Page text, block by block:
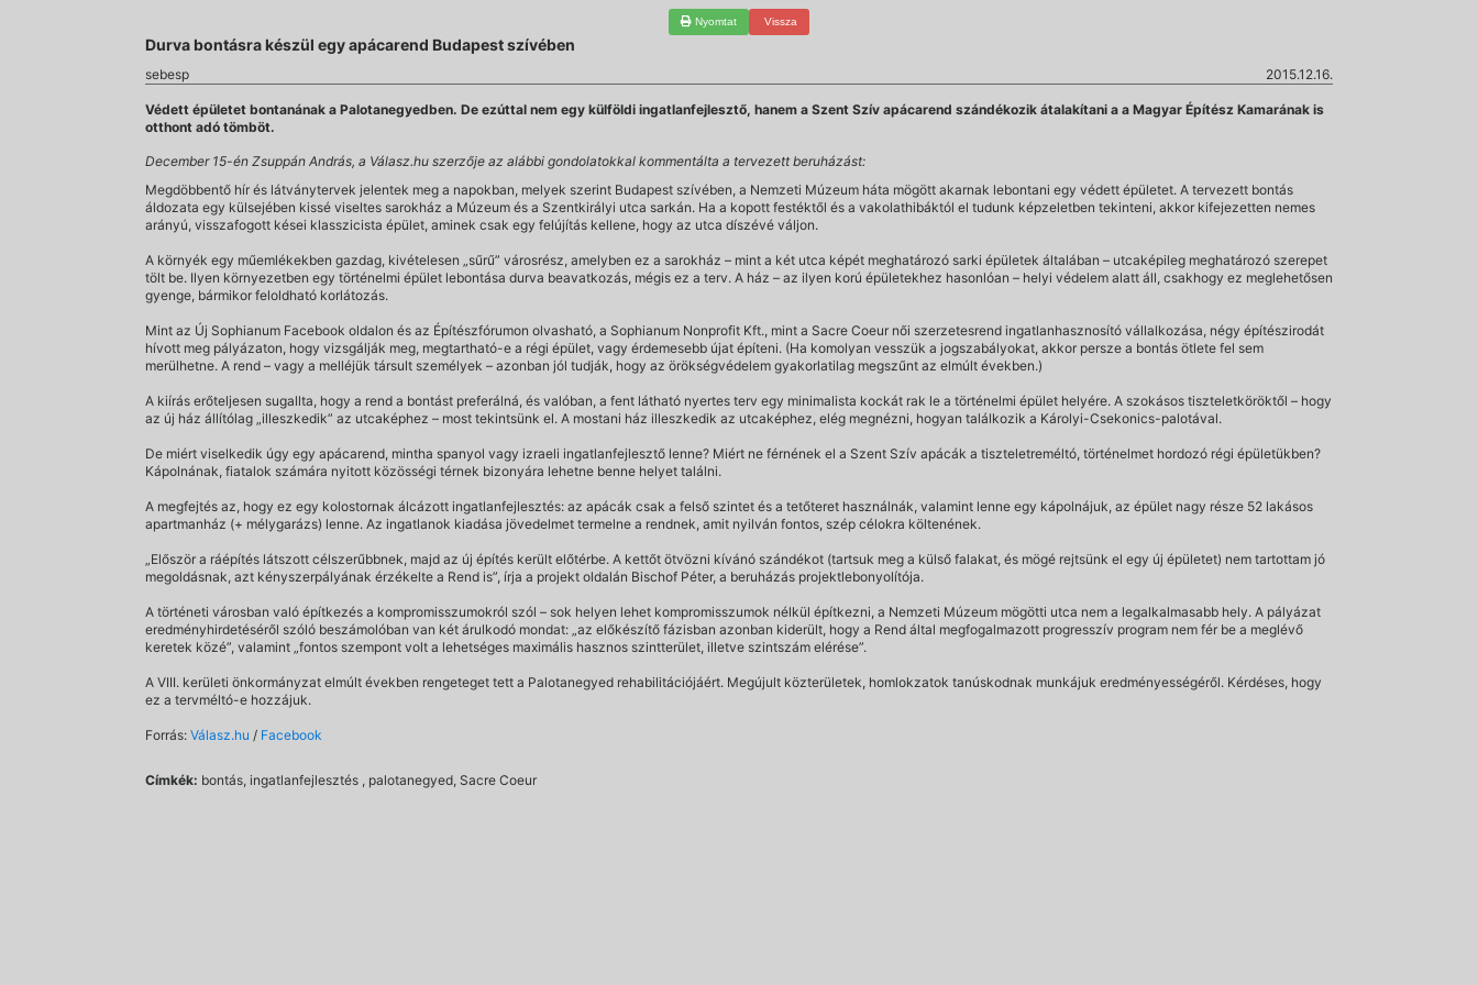
Nyomtat Vissza
Durva bontásra készül egy apácarend Budapest szívében
sebesp 2015.12.16.
Védett épületet bontanának a Palotanegyedben. De ezúttal nem egy külföldi ingatlanfejlesztő, hanem a Szent Szív apácarend szándékozik átalakítani a a Magyar Építész Kamarának is
otthont adó tömböt.
December 15-én Zsuppán András, a Válasz.hu szerzője az alábbi gondolatokkal kommentálta a tervezett beruházást:
Megdöbbentő hír és látványtervek jelentek meg a napokban, melyek szerint Budapest szívében, a Nemzeti Múzeum háta mögött akarnak lebontani egy védett épületet. A tervezett bontás
áldozata egy külsejében kissé viseltes sarokház a Múzeum és a Szentkirályi utca sarkán. Ha a kopott festéktől és a vakolathibáktól el tudunk képzeletben tekinteni, akkor kifejezetten nemes
arányú, visszafogott kései klasszicista épület, aminek csak egy felújítás kellene, hogy az utca díszévé váljon.
A környék egy műemlékekben gazdag, kivételesen „sűrű” városrész, amelyben ez a sarokház – mint a két utca képét meghatározó sarki épületek általában – utcaképileg meghatározó szerepet
tölt be. Ilyen környezetben egy történelmi épület lebontása durva beavatkozás, mégis ez a terv. A ház – az ilyen korú épületekhez hasonlóan – helyi védelem alatt áll, csakhogy ez meglehetősen
gyenge, bármikor feloldható korlátozás.
Mint az Új Sophianum Facebook oldalon és az Építészfórumon olvasható, a Sophianum Nonprofit Kft., mint a Sacre Coeur női szerzetesrend ingatlanhasznosító vállalkozása, négy építészirodát
hívott meg pályázaton, hogy vizsgálják meg, megtartható-e a régi épület, vagy érdemesebb újat építeni. (Ha komolyan vesszük a jogszabályokat, akkor persze a bontás ötlete fel sem
merülhetne. A rend – vagy a melléjük társult személyek – azonban jól tudják, hogy az örökségvédelem gyakorlatilag megszűnt az elmúlt években.)
A kiírás erőteljesen sugallta, hogy a rend a bontást preferálná, és valóban, a fent látható nyertes terv egy minimalista kockát rak le a történelmi épület helyére. A szokásos tiszteletköröktől – hogy
az új ház állítólag „illeszkedik” az utcaképhez – most tekintsünk el. A mostani ház illeszkedik az utcaképhez, elég megnézni, hogyan találkozik a Károlyi-Csekonics-palotával.
De miért viselkedik úgy egy apácarend, mintha spanyol vagy izraeli ingatlanfejlesztő lenne? Miért ne férnének el a Szent Szív apácák a tiszteletreméltó, történelmet hordozó régi épületükben?
Kápolnának, fiatalok számára nyitott közösségi térnek bizonyára lehetne benne helyet találni.
A megfejtés az, hogy ez egy kolostornak álcázott ingatlanfejlesztés: az apácák csak a felső szintet és a tetőteret használnák, valamint lenne egy kápolnájuk, az épület nagy része 52 lakásos
apartmanház (+ mélygarázs) lenne. Az ingatlanok kiadása jövedelmet termelne a rendnek, amit nyilván fontos, szép célokra költenének.
„Először a ráépítés látszott célszerűbbnek, majd az új építés került előtérbe. A kettőt ötvözni kívánó szándékot (tartsuk meg a külső falakat, és mögé rejtsünk el egy új épületet) nem tartottam jó
megoldásnak, azt kényszerpályának érzékelte a Rend is”, írja a projekt oldalán Bischof Péter, a beruházás projektlebonyolítója.
A történeti városban való építkezés a kompromisszumokról szól – sok helyen lehet kompromisszumok nélkül építkezni, a Nemzeti Múzeum mögötti utca nem a legalkalmasabb hely. A pályázat
eredményhirdetéséről szóló beszámolóban van két árulkodó mondat: „az előkészítő fázisban azonban kiderült, hogy a Rend által megfogalmazott progresszív program nem fér be a meglévő
keretek közé”, valamint „fontos szempont volt a lehetséges maximális hasznos szintterület, illetve szintszám elérése”.
A VIII. kerületi önkormányzat elmúlt években rengeteget tett a Palotanegyed rehabilitációjáért. Megújult közterületek, homlokzatok tanúskodnak munkájuk eredményességéről. Kérdéses, hogy
ez a tervméltó-e hozzájuk.
Forrás: Válasz.hu / Facebook
Címkék: bontás, ingatlanfejlesztés , palotanegyed, Sacre Coeur